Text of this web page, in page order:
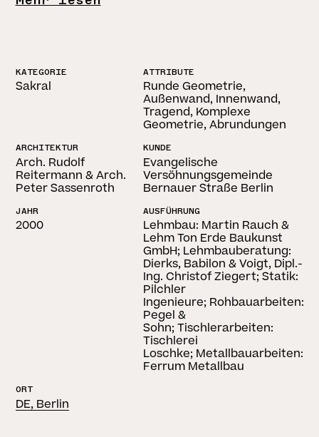
KATEGORIE
Sakral
ATTRIBUTE
Runde Geometrie,
Außenwand, Innenwand,
Tragend, Komplexe
Geometrie, Abrundungen
ARCHITEKTUR
Arch. Rudolf
Reitermann & Arch.
Peter Sassenroth
KUNDE
Evangelische
Versöhnungsgemeinde
Bernauer Straße Berlin
JAHR
2000
AUSFÜHRUNG
Lehmbau: Martin Rauch &
Lehm Ton Erde Baukunst
GmbH; Lehmbauberatung:
Dierks, Babilon & Voigt, Dipl.-
Ing. Christof Ziegert; Statik:
Pilchler
Ingenieure; Rohbauarbeiten:
Pegel &
Sohn; Tischlerarbeiten:
Tischlerei
Loschke; Metallbauarbeiten:
Ferrum Metallbau
ORT
DE, Berlin